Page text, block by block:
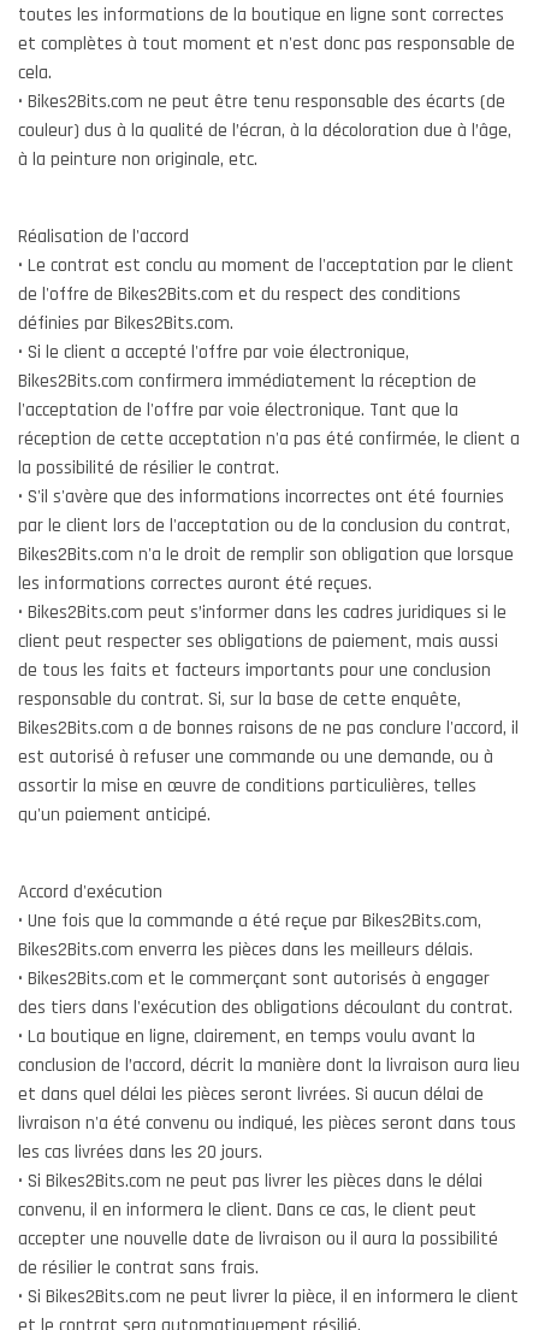
toutes les informations de la boutique en ligne sont correctes
et complètes à tout moment et n'est donc pas responsable de
cela.
• Bikes2Bits.com ne peut être tenu responsable des écarts (de
couleur) dus à la qualité de l’écran, à la décoloration due à l’âge,
à la peinture non originale, etc.
Réalisation de l'accord
• Le contrat est conclu au moment de l'acceptation par le client
de l'offre de Bikes2Bits.com et du respect des conditions
définies par Bikes2Bits.com.
• Si le client a accepté l'offre par voie électronique,
Bikes2Bits.com confirmera immédiatement la réception de
l'acceptation de l'offre par voie électronique. Tant que la
réception de cette acceptation n'a pas été confirmée, le client a
la possibilité de résilier le contrat.
• S'il s'avère que des informations incorrectes ont été fournies
par le client lors de l'acceptation ou de la conclusion du contrat,
Bikes2Bits.com n'a le droit de remplir son obligation que lorsque
les informations correctes auront été reçues.
• Bikes2Bits.com peut s’informer dans les cadres juridiques si le
client peut respecter ses obligations de paiement, mais aussi
de tous les faits et facteurs importants pour une conclusion
responsable du contrat. Si, sur la base de cette enquête,
Bikes2Bits.com a de bonnes raisons de ne pas conclure l'accord, il
est autorisé à refuser une commande ou une demande, ou à
assortir la mise en œuvre de conditions particulières, telles
qu'un paiement anticipé.
Accord d'exécution
• Une fois que la commande a été reçue par Bikes2Bits.com,
Bikes2Bits.com enverra les pièces dans les meilleurs délais.
• Bikes2Bits.com et le commerçant sont autorisés à engager
des tiers dans l'exécution des obligations découlant du contrat.
• La boutique en ligne, clairement, en temps voulu avant la
conclusion de l’accord, décrit la manière dont la livraison aura lieu
et dans quel délai les pièces seront livrées. Si aucun délai de
livraison n'a été convenu ou indiqué, les pièces seront dans tous
les cas livrées dans les 20 jours.
• Si Bikes2Bits.com ne peut pas livrer les pièces dans le délai
convenu, il en informera le client. Dans ce cas, le client peut
accepter une nouvelle date de livraison ou il aura la possibilité
de résilier le contrat sans frais.
• Si Bikes2Bits.com ne peut livrer la pièce, il en informera le client